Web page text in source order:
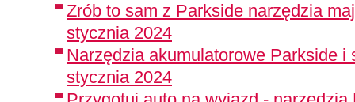
Zrób to sam z Parkside narzędzia
stycznia 2024
Narzędzia akumulatorowe Parkside i
stycznia 2024